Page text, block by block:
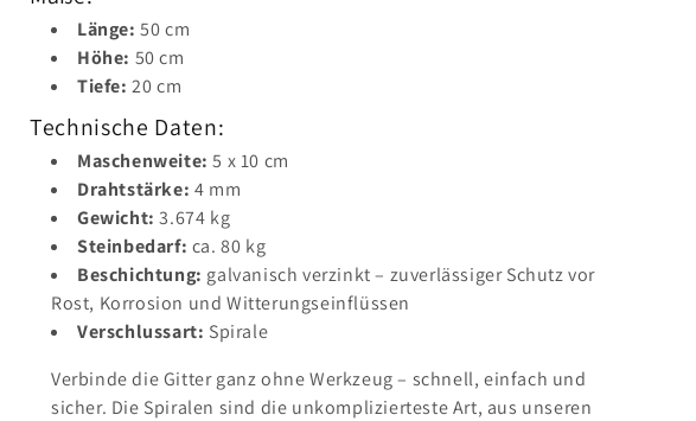
Länge: 50 cm
Höhe: 50 cm
Tiefe: 20 cm
Technische Daten:
Maschenweite: 5 x 10 cm
Drahtstärke: 4 mm
Gewicht: 3.674 kg
Steinbedarf: ca. 80 kg
Beschichtung: galvanisch verzinkt – zuverlässiger Schutz vor
Rost, Korrosion und Witterungseinflüssen
Verschlussart: Spirale
Verbinde die Gitter ganz ohne Werkzeug – schnell, einfach und
sicher. Die Spiralen sind die unkomplizierteste Art, aus unseren